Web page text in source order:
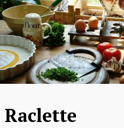
Raclette